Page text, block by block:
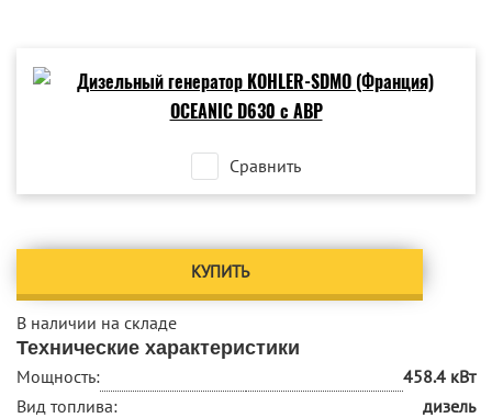
Сравнить
КУПИТЬ
В наличии на складе
Технические характеристики
Мощность:
458.4 кВт
Вид топлива:
дизель